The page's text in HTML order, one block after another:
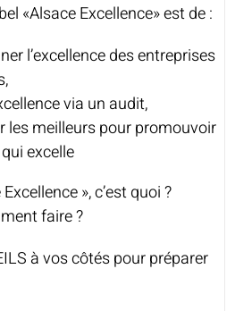
«Alsace Excellence» est de :
l’excellence des entreprises
via un audit,
les meilleurs pour promouvoir
excelle
», c’est quoi ?
faire ?
à vos côtés pour préparer